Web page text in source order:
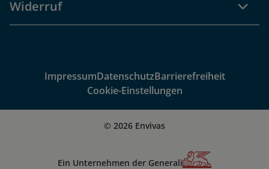
Widerruf
ImpressumDatenschutzBarrierefreiheit
Cookie-Einstellungen
© 2026 Envivas
Ein Unternehmen der Generali